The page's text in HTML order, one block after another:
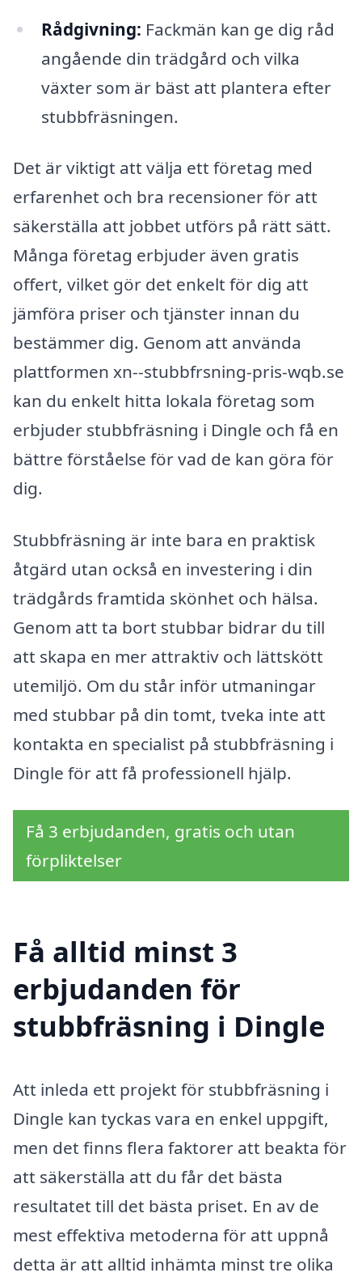
Rådgivning: Fackmän kan ge dig råd
angående din trädgård och vilka
växter som är bäst att plantera efter
stubbfräsningen.
Det är viktigt att välja ett företag med
erfarenhet och bra recensioner för att
säkerställa att jobbet utförs på rätt sätt.
Många företag erbjuder även gratis
offert, vilket gör det enkelt för dig att
jämföra priser och tjänster innan du
bestämmer dig. Genom att använda
plattformen xn--stubbfrsning-pris-wqb.se
kan du enkelt hitta lokala företag som
erbjuder stubbfräsning i Dingle och få en
bättre förståelse för vad de kan göra för
dig.
Stubbfräsning är inte bara en praktisk
åtgärd utan också en investering i din
trädgårds framtida skönhet och hälsa.
Genom att ta bort stubbar bidrar du till
att skapa en mer attraktiv och lättskött
utemiljö. Om du står inför utmaningar
med stubbar på din tomt, tveka inte att
kontakta en specialist på stubbfräsning i
Dingle för att få professionell hjälp.
Få 3 erbjudanden, gratis och utan
förpliktelser
Få alltid minst 3
erbjudanden för
stubbfräsning i Dingle
Att inleda ett projekt för stubbfräsning i
Dingle kan tyckas vara en enkel uppgift,
men det finns flera faktorer att beakta för
att säkerställa att du får det bästa
resultatet till det bästa priset. En av de
mest effektiva metoderna för att uppnå
detta är att alltid inhämta minst tre olika